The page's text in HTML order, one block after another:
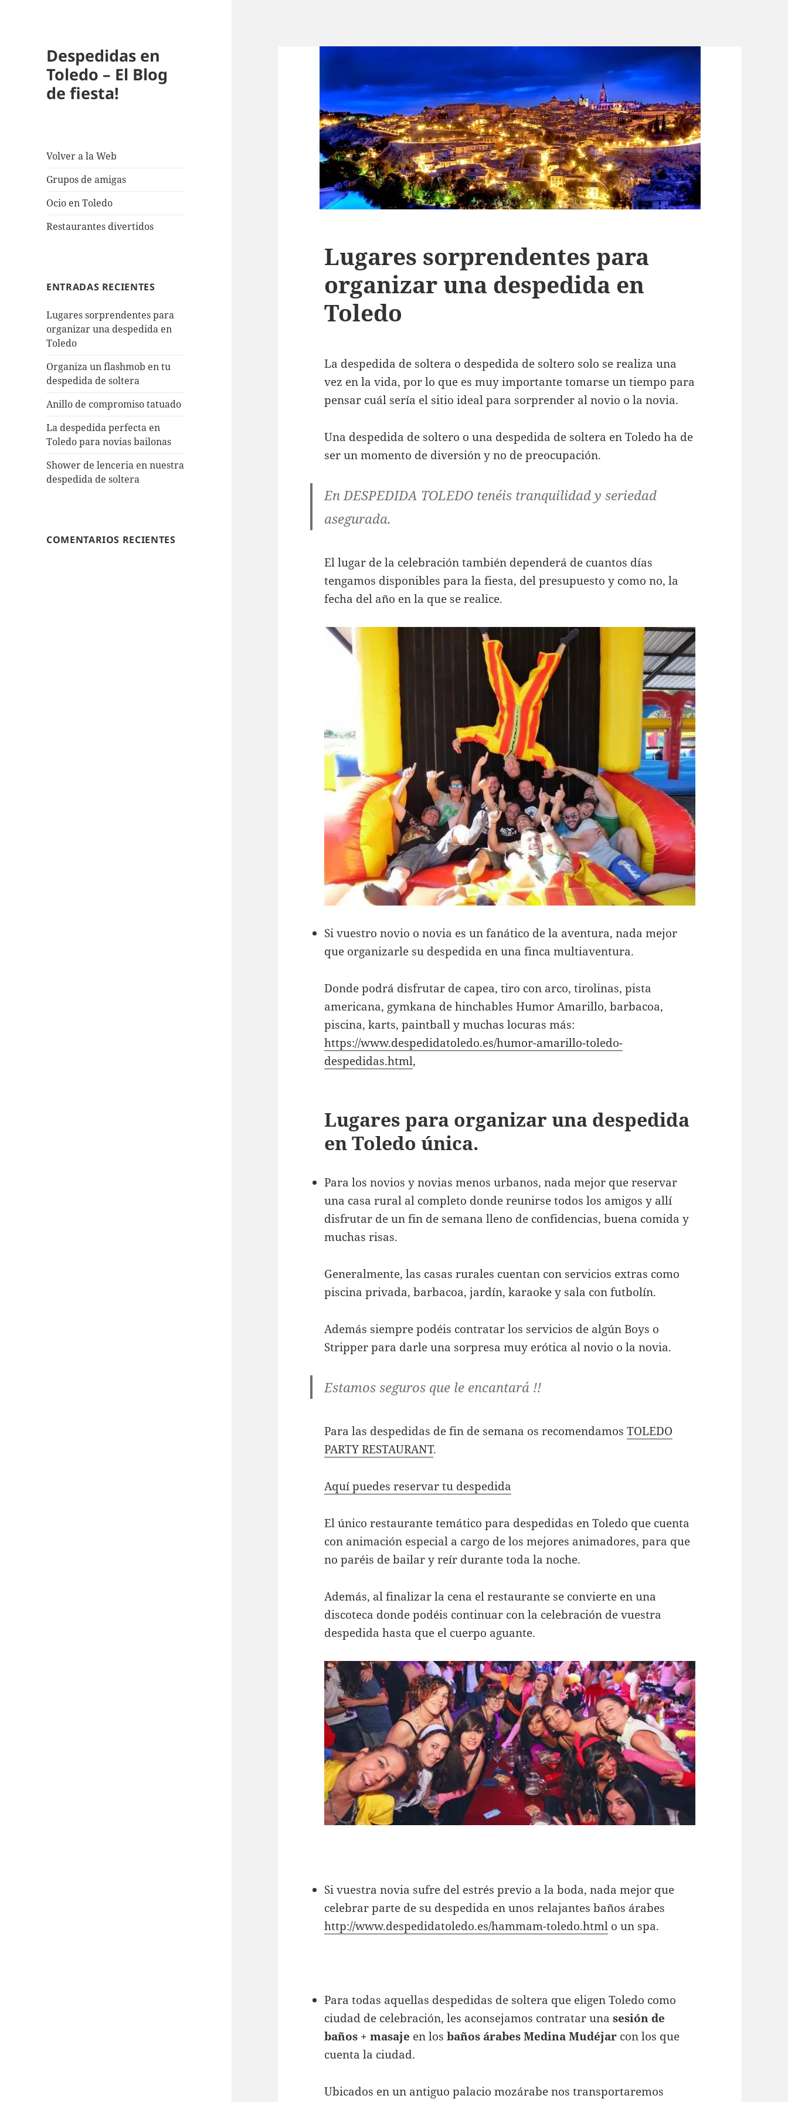
Despedidas en
Toledo – El Blog
de fiesta!
Volver a la Web
Grupos de amigas
Ocio en Toledo
Restaurantes divertidos
ENTRADAS RECIENTES
Lugares sorprendentes para
organizar una despedida en
Toledo
Organiza un flashmob en tu
despedida de soltera
Anillo de compromiso tatuado
La despedida perfecta en
Toledo para novias bailonas
Shower de lenceria en nuestra
despedida de soltera
COMENTARIOS RECIENTES
Lugares sorprendentes para
organizar una despedida en
Toledo
La despedida de soltera o despedida de soltero solo se realiza una
vez en la vida, por lo que es muy importante tomarse un tiempo para
pensar cuál sería el sitio ideal para sorprender al novio o la novia.
Una despedida de soltero o una despedida de soltera en Toledo ha de
ser un momento de diversión y no de preocupación.
EnDESPEDIDA TOLEDO tenéis tranquilidad y seriedad
asegurada.
El lugar de la celebración también dependerá de cuantos días
tengamos disponibles para la fiesta, del presupuesto y como no, la
fecha del año en la que se realice.
Si vuestro novio o novia es un fanático de la aventura, nada mejor
que organizarle su despedida en una finca multiaventura.
Donde podrá disfrutar de capea, tiro con arco, tirolinas, pista
americana, gymkana de hinchables Humor Amarillo, barbacoa,
piscina, karts, paintball y muchas locuras más:
https://www.despedidatoledo.es/humor-amarillo-toledo-
despedidas.html,
Lugares para organizar una despedida
en Toledo única.
Para los novios y novias menos urbanos, nada mejor que reservar
una casa rural al completo donde reunirse todos los amigos y allí
disfrutar de un fin de semana lleno de confidencias, buena comida y
muchas risas.
Generalmente, las casas rurales cuentan con servicios extras como
piscina privada, barbacoa, jardín, karaoke y sala con futbolín.
Además siempre podéis contratar los servicios de algún Boys o
Stripper para darle una sorpresa muy erótica al novio o la novia.
Estamos seguros que le encantará !!
Para las despedidas de fin de semana os recomendamosTOLEDO
PARTY RESTAURANT.
Aquí puedes reservar tu despedida
El único restaurante temático para despedidas en Toledo que cuenta
con animación especial a cargo de los mejores animadores, para que
no paréis de bailar y reír durante toda la noche.
Además, al finalizar la cena el restaurante se convierte en una
discoteca donde podéis continuar con la celebración de vuestra
despedida hasta que el cuerpo aguante.
Si vuestra novia sufre del estrés previo a la boda, nada mejor que
celebrar parte de su despedida en unos relajantes baños árabes
http://www.despedidatoledo.es/hammam-toledo.html o un spa.
Para todas aquellas despedidas de soltera que eligen Toledo como
ciudad de celebración, les aconsejamos contratar una sesión de
baños + masaje en losbaños árabes Medina Mudéjar con los que
cuenta la ciudad.
Ubicados en un antiguo palacio mozárabe nos transportaremos